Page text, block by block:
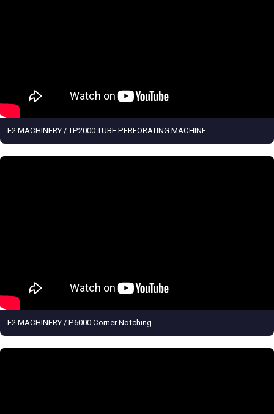
E2 MACHINERY / TP2000 TUBE PERFORATING MACHINE
E2 MACHINERY / P6000 Corner Notching